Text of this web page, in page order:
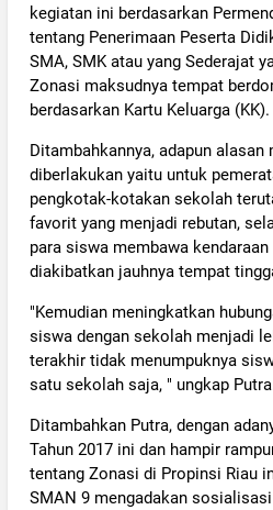
kegiatan ini berdasarkan
tentang Penerimaan Peserta
SMA, SMK atau yang Sederajat
Zonasi maksudnya tempat
berdasarkan Kartu Keluarga (KK).
Ditambahkannya, adapun alasan
diberlakukan yaitu untuk
pengkotak-kotakan sekolah
favorit yang menjadi rebutan,
para siswa membawa
diakibatkan jauhnya tempat
"Kemudian meningkatkan
siswa dengan sekolah menjadi
terakhir tidak menumpuknya
satu sekolah saja, " ungkap
Ditambahkan Putra, dengan
Tahun 2017 ini dan hampir
tentang Zonasi di Propinsi Riau
SMAN 9 mengadakan